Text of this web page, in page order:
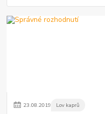
23.08.2019 Lov kaprů